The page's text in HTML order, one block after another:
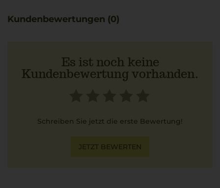
Kundenbewertungen (0)
Es ist noch keine
Kundenbewertung vorhanden.
Schreiben Sie jetzt die erste Bewertung!
JETZT BEWERTEN